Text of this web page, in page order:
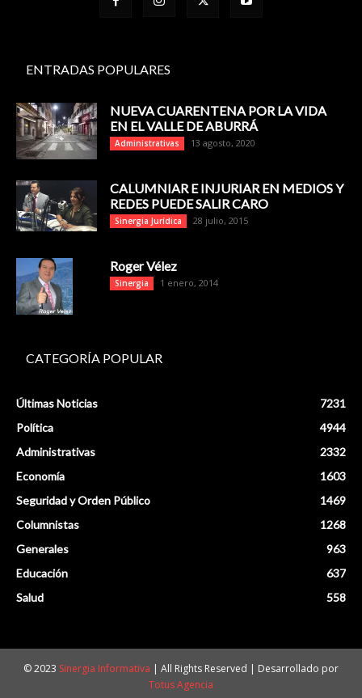
ENTRADAS POPULARES
NUEVA CUARENTENA POR LA VIDA
EN EL VALLE DE ABURRÁ
Administrativas 13 agosto, 2020
CALUMNIAR E INJURIAR EN MEDIOS Y
REDES PUEDE SALIR CARO
Sinergia Jurídica 28 julio, 2015
Roger Vélez
Sinergia 1 enero, 2014
CATEGORÍA POPULAR
Últimas Noticias
7231
Política
4944
Administrativas
2332
Economía
1603
Seguridad y Orden Público
1469
Columnistas
1268
Generales
963
Educación
637
Salud
558
© 2023 Sinergia Informativa | All Rights Reserved | Desarrollado por
Totus Agencia